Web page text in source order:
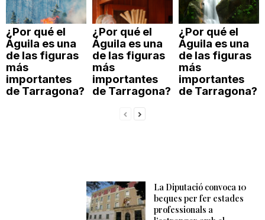
¿Por qué el
Águila es una
de las figuras
más
importantes
de Tarragona?
¿Por qué el
Águila es una
de las figuras
más
importantes
de Tarragona?
¿Por qué el
Águila es una
de las figuras
más
importantes
de Tarragona?